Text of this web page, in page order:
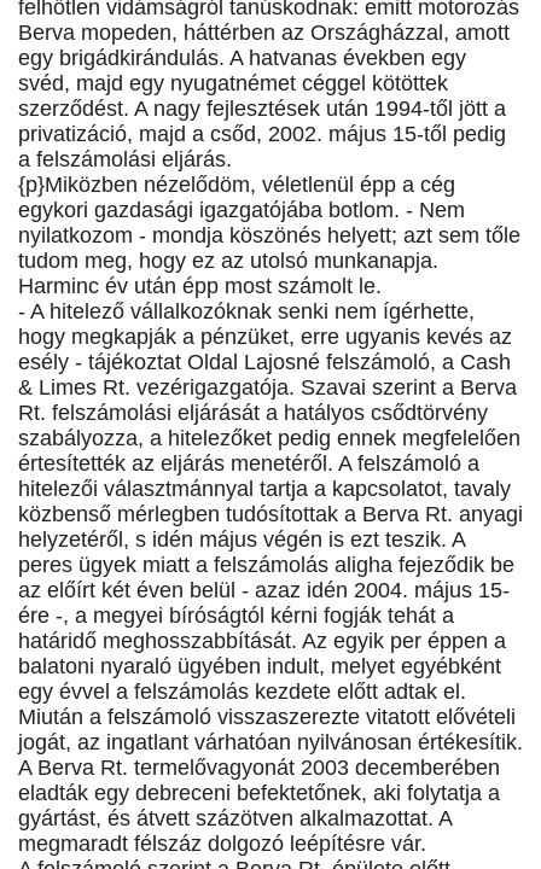
felhőtlen vidámságról tanúskodnak: emitt motorozás
Berva mopeden, háttérben az Országházzal, amott
egy brigádkirándulás. A hatvanas években egy
svéd, majd egy nyugatnémet céggel kötöttek
szerződést. A nagy fejlesztések után 1994-től jött a
privatizáció, majd a csőd, 2002. május 15-től pedig
a felszámolási eljárás.
{p}Miközben nézelődöm, véletlenül épp a cég
egykori gazdasági igazgatójába botlom. - Nem
nyilatkozom - mondja köszönés helyett; azt sem tőle
tudom meg, hogy ez az utolsó munkanapja.
Harminc év után épp most számolt le.
- A hitelező vállalkozóknak senki nem ígérhette,
hogy megkapják a pénzüket, erre ugyanis kevés az
esély - tájékoztat Oldal Lajosné felszámoló, a Cash
& Limes Rt. vezérigazgatója. Szavai szerint a Berva
Rt. felszámolási eljárását a hatályos csődtörvény
szabályozza, a hitelezőket pedig ennek megfelelően
értesítették az eljárás menetéről. A felszámoló a
hitelezői választmánnyal tartja a kapcsolatot, tavaly
közbenső mérlegben tudósítottak a Berva Rt. anyagi
helyzetéről, s idén május végén is ezt teszik. A
peres ügyek miatt a felszámolás aligha fejeződik be
az előírt két éven belül - azaz idén 2004. május 15-
ére -, a megyei bíróságtól kérni fogják tehát a
határidő meghosszabbítását. Az egyik per éppen a
balatoni nyaraló ügyében indult, melyet egyébként
egy évvel a felszámolás kezdete előtt adtak el.
Miután a felszámoló visszaszerezte vitatott elővételi
jogát, az ingatlant várhatóan nyilvánosan értékesítik.
A Berva Rt. termelővagyonát 2003 decemberében
eladták egy debreceni befektetőnek, aki folytatja a
gyártást, és átvett százötven alkalmazottat. A
megmaradt félszáz dolgozó leépítésre vár.